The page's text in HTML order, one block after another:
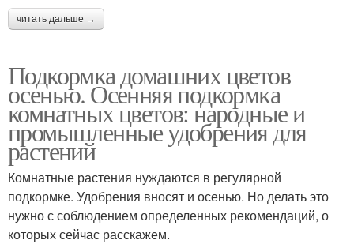
читать дальше →
Подкормка домашних цветов
осенью. Осенняя подкормка
комнатных цветов: народные и
промышленные удобрения для
растений
Комнатные растения нуждаются в регулярной
подкормке. Удобрения вносят и осенью. Но делать это
нужно с соблюдением определенных рекомендаций, о
которых сейчас расскажем.